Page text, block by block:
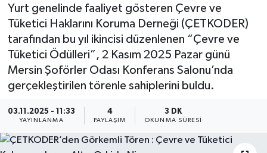
Yurt genelinde faaliyet gösteren Çevre ve
Tüketici Haklarını Koruma Derneği (ÇETKODER)
tarafından bu yıl ikincisi düzenlenen “Çevre ve
Tüketici Ödülleri”, 2 Kasım 2025 Pazar günü
Mersin Şoförler Odası Konferans Salonu’nda
gerçekleştirilen törenle sahiplerini buldu.
03.11.2025 - 11:33
YAYINLANMA
4
PAYLAŞIM
3 DK
OKUNMA SÜRESI
Sağlık
Siyaset
Spor
Yaşam